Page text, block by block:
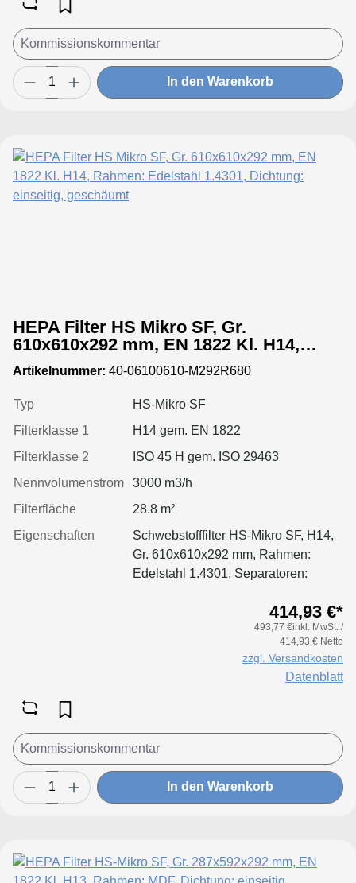
In den Warenkorb
HEPA Filter HS Mikro SF, Gr.
610x610x292 mm, EN 1822 Kl. H14,
Rahmen: Edelstahl 1.4301, Dichtung:
einseitig, geschäumt
Artikelnummer: 40-06100610-M292R680
Typ
HS-Mikro SF
Filterklasse 1
H14 gem. EN 1822
Filterklasse 2
ISO 45 H gem. ISO 29463
Nennvolumenstrom
3000 m3/h
Filterfläche
28.8 m²
Eigenschaften
Schwebstofffilter HS-Mikro SF, H14,
Gr. 610x610x292 mm, Rahmen:
Edelstahl 1.4301, Separatoren:
Filter: Applikation für größere
Luftmenge, geringeren Druckverlust
414,93 €*
493,77 €inkl. MwSt. /
414,93 € Netto
zzgl. Versandkosten
Datenblatt
In den Warenkorb